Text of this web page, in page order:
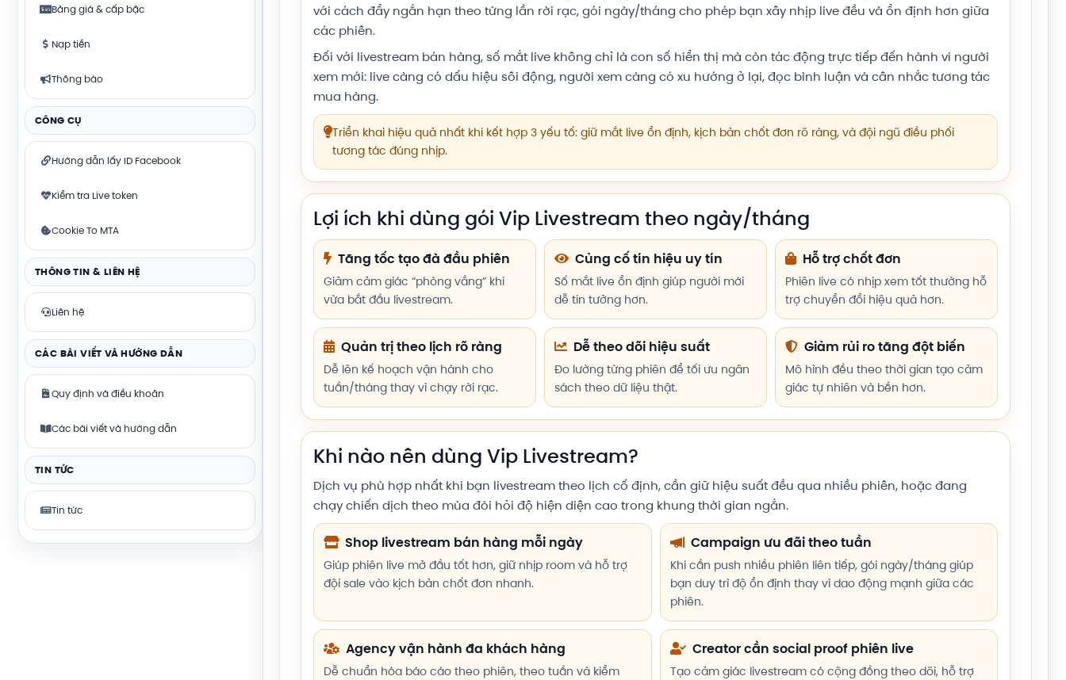
Bảng giá & cấp bậc
Nạp tiền
Thông báo
CÔNG CỤ
Hướng dẫn lấy ID Facebook
Kiểm tra Live token
Cookie To MTA
THÔNG TIN & LIÊN HỆ
Liên hệ
CÁC BÀI VIẾT VÀ HƯỚNG DẪN
Quy định và điều khoản
Các bài viết và hướng dẫn
TIN TỨC
Tin tức
với cách đẩy ngắn hạn theo từng lần rời rạc, gói ngày/tháng cho phép bạn xây nhịp live đều và ổn định hơn giữa
các phiên.
Đối với livestream bán hàng, số mắt live không chỉ là con số hiển thị mà còn tác động trực tiếp đến hành vi người
xem mới: live càng có dấu hiệu sôi động, người xem càng có xu hướng ở lại, đọc bình luận và cân nhắc tương tác
mua hàng.
Triển khai hiệu quả nhất khi kết hợp 3 yếu tố: giữ mắt live ổn định, kịch bản chốt đơn rõ ràng, và đội ngũ điều phối
tương tác đúng nhịp.
Lợi ích khi dùng gói Vip Livestream theo ngày/tháng
Tăng tốc tạo đà đầu phiên
Giảm cảm giác “phòng vắng” khi
vừa bắt đầu livestream.
Củng cố tín hiệu uy tín
Số mắt live ổn định giúp người mới
dễ tin tưởng hơn.
Hỗ trợ chốt đơn
Phiên live có nhịp xem tốt thường hỗ
trợ chuyển đổi hiệu quả hơn.
Quản trị theo lịch rõ ràng
Dễ lên kế hoạch vận hành cho
tuần/tháng thay vì chạy rời rạc.
Dễ theo dõi hiệu suất
Đo lường từng phiên để tối ưu ngân
sách theo dữ liệu thật.
Giảm rủi ro tăng đột biến
Mô hình đều theo thời gian tạo cảm
giác tự nhiên và bền hơn.
Khi nào nên dùng Vip Livestream?
Dịch vụ phù hợp nhất khi bạn livestream theo lịch cố định, cần giữ hiệu suất đều qua nhiều phiên, hoặc đang
chạy chiến dịch theo mùa đòi hỏi độ hiện diện cao trong khung thời gian ngắn.
Shop livestream bán hàng mỗi ngày
Giúp phiên live mở đầu tốt hơn, giữ nhịp room và hỗ trợ
đội sale vào kịch bản chốt đơn nhanh.
Campaign ưu đãi theo tuần
Khi cần push nhiều phiên liên tiếp, gói ngày/tháng giúp
bạn duy trì độ ổn định thay vì dao động mạnh giữa các
phiên.
Agency vận hành đa khách hàng
Dễ chuẩn hóa báo cáo theo phiên, theo tuần và kiểm
Creator cần social proof phiên live
Tạo cảm giác livestream có cộng đồng theo dõi, hỗ trợ